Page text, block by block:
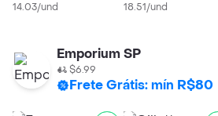
Barbear Descartável 4
14.03/und
Depilação Feminino 2
18.51/und
Emporium SP
$6.99
Frete Grátis: mín R$80